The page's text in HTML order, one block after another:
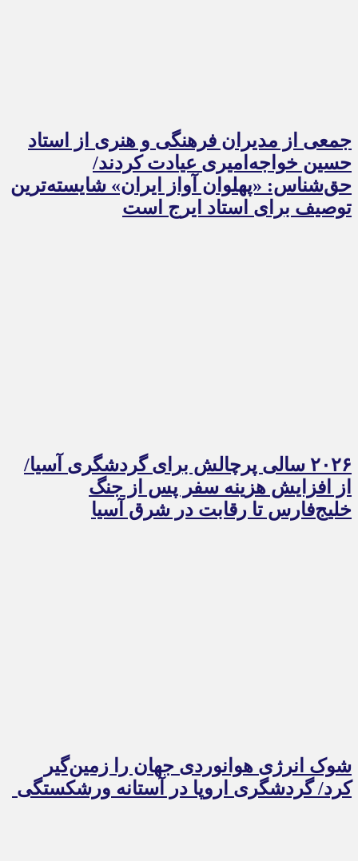
جمعی از مدیران فرهنگی و هنری از استاد
حسین خواجه‌امیری عیادت کردند/
حق‌شناس: «پهلوان آواز ایران» شایسته‌ترین
توصیف برای استاد ایرج است
۲۰۲۶ سالی پرچالش برای گردشگری آسیا/
از افزایش هزینه سفر پس از جنگ
خلیج‌فارس تا رقابت در شرق آسیا
شوک انرژی هوانوردی جهان را زمین‌گیر
کرد/ گردشگری اروپا در آستانه ورشکستگی